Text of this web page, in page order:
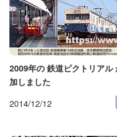
2009年の 鉄道ピクトリアル
加しました
2014/12/12